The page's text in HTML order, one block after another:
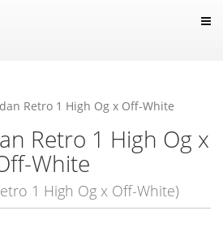
Retro 1 High Og x Off-White
Retro 1 High Og x
White
1 High Og x Off-White)